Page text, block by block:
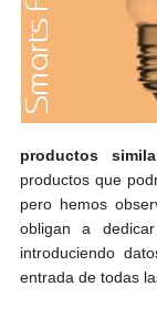
productos
productos que
pero hemos
obligan a
introduciendo
entrada de todas